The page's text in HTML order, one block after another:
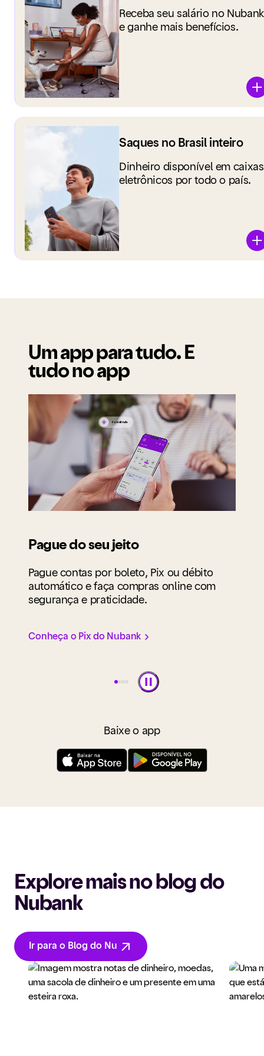
Receba seu salário no Nubank
e ganhe mais benefícios.
Saques no Brasil inteiro
Dinheiro disponível em caixas
eletrônicos por todo o país.
Um app para tudo. E
tudo no app
Compras em até 24x com o
Pague pelo app com seguranca sem
precisar digitar o número do cartão.
Conheça o Nupay
Baixe o app
Explore mais no blog do
Nubank
Ir para o Blog do Nu